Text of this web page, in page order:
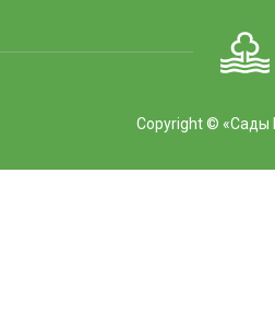
Copyright © «Сады